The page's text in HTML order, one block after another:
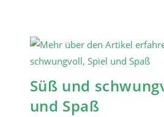
Süß und
und Spaß